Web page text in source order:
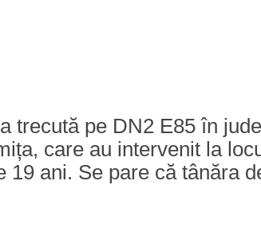
trecută pe DN2 E85 în
care au intervenit la
19 ani. Se pare că tânăra